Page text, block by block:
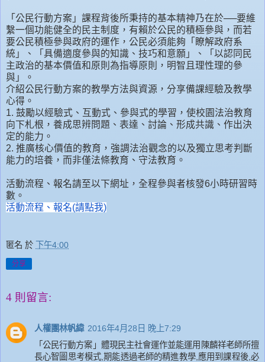
「公民行動方案」課程背後所秉持的基本精神乃在於──要維
繫一個功能健全的民主制度，有賴於公民的積極參與，而若
要公民積極參與政府的運作，公民必須能夠「瞭解政府系
統」、「具備適度參與的知識、技巧和意願」、「以認同民
主政治的基本價值和原則為指導原則，明智且理性理的參
與」。
介紹公民行動方案的教學方法與資源，分享備課經驗及教學
心得。
1. 鼓勵以經驗式、互動式、參與式的學習，使校園法治教育
向下札根，養成思辨問題、表達、討論、形成共識、作出決
定的能力。
2. 推廣核心價值的教育，強調法治觀念的以及獨立思考判斷
能力的培養，而非僅法條教育、守法教育。
活動流程、報名請至以下網址，全程參與者核發6小時研習時
數。
活動流程、報名(請點我)
匿名 於 下午4:00
分享
4 則留言:
人權團林帆緯 2016年4月28日 晚上7:29
「公民行動方案」體現民主社會運作並能運用陳麟祥老師所擅
長心智圖思考模式,期能透過老師的精進教學,應用到課程後,必